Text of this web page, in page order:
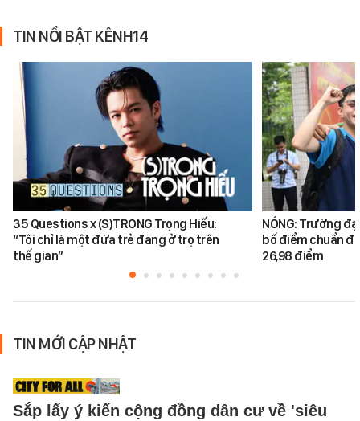
TIN NỔI BẬT KÊNH14
35 Questions x (S)TRONG Trọng Hiếu:
“Tôi chỉ là một đứa trẻ đang ở trọ trên
thế gian”
NÓNG: Trường
bố điểm chuẩn
26,98 điểm
TIN MỚI CẬP NHẬT
Sắp lấy ý kiến cộng đồng dân cư về 'siêu